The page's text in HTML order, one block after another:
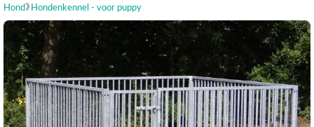
Hond Hondenkennel - voor puppy